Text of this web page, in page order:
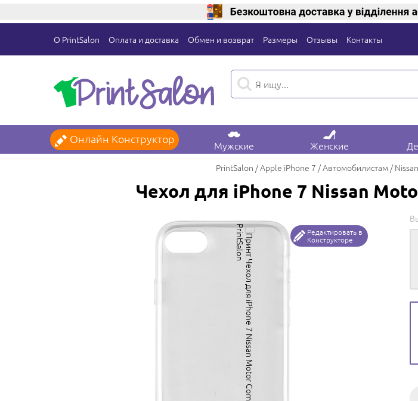
О PrintSalon Оплата и доставка Обмен и возврат Размеры Отзывы Контакты
Онлайн Конструктор
Мужские Женские
PrintSalon Apple iPhone 7 Автомобилистам Nissan
Чехол для iPhone 7 Nissan
Редактировать в
Конструкторе